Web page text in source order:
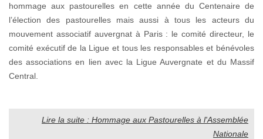
hommage aux pastourelles en cette année du Centenaire de
l’élection des pastourelles mais aussi à tous les acteurs du
mouvement associatif auvergnat à Paris : le comité directeur, le
comité exécutif de la Ligue et tous les responsables et bénévoles
des associations en lien avec la Ligue Auvergnate et du Massif
Central.
Lire la suite : Hommage aux Pastourelles à l'Assemblée
Nationale